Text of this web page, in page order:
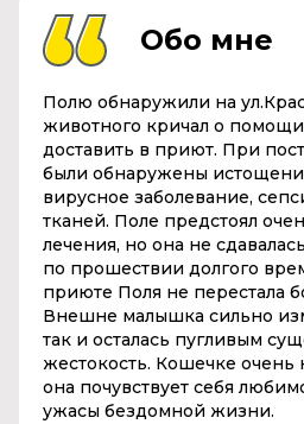
Обо мне
Полю обнаружили на
животного кричал о
доставить в приют. При
были обнаружены
вирусное заболевание,
тканей. Поле предстоял
лечения, но она не
по прошествии долгого
приюте Поля не перестала
Внешне малышка сильно
так и осталась пугливым
жестокость. Кошечке очень
она почувствует себя
ужасы бездомной жизни.